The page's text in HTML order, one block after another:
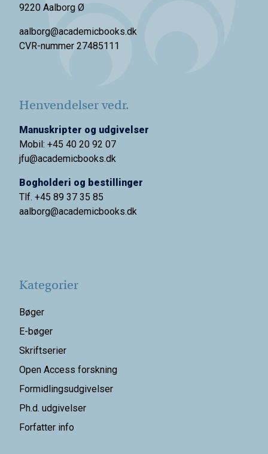
9220 Aalborg Ø
aalborg@academicbooks.dk
CVR-nummer 27485111
Henvendelser vedr.
Manuskripter og udgivelser
Mobil: +45 40 20 92 07
jfu@academicbooks.dk
Bogholderi og bestillinger
Tlf. +45 89 37 35 85
aalborg@academicbooks.dk
Kategorier
Bøger
E-bøger
Skriftserier
Open Access forskning
Formidlingsudgivelser
Ph.d. udgivelser
Forfatter info